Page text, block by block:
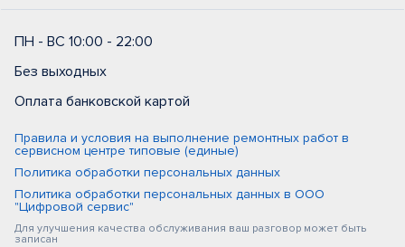
ПН - ВС 10:00 - 22:00
Без выходных
Оплата банковской картой
Правила и условия на выполнение ремонтных работ в
сервисном центре типовые (единые)
Политика обработки персональных данных
Политика обработки персональных данных в ООО
"Цифровой сервис"
Для улучшения качества обслуживания ваш разговор может быть
записан